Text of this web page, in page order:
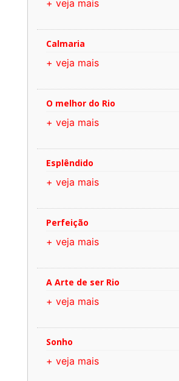
+ veja mais
Calmaria
+ veja mais
O melhor do Rio
+ veja mais
Esplêndido
+ veja mais
Perfeição
+ veja mais
A Arte de ser Rio
+ veja mais
Sonho
+ veja mais